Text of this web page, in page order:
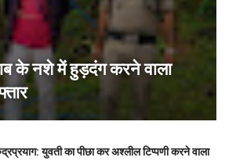
के नशे में हुड़दंग करने वाला
युवती का पीछा कर अश्लील टिप्पणी करने वाला